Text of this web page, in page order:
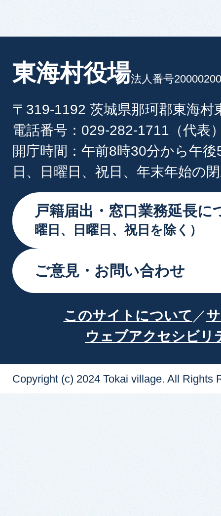
東海村役場法人番号
〒319-1192 茨城県那珂郡東海村
電話番号：029-282-1711（代表
開庁時間：午前8時30分から午
日、日曜日、祝日、年末年始の
戸籍届出・窓口業務延長に
曜日、日曜日、祝日を除く）
ご意見・お問い合わせ
このサイトについて
ウェブアクセシビリ
Copyright (c) 2024 Tokai village. All Rights